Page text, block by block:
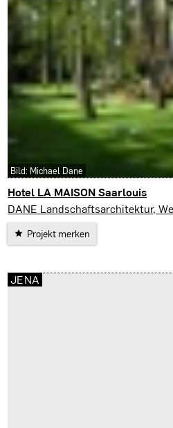
Hotel LA MAISON Saarlouis
Saarlouis
DANE Landschaftsarchitektur,
Projekt merken
Bild: Michael Dane
JENA